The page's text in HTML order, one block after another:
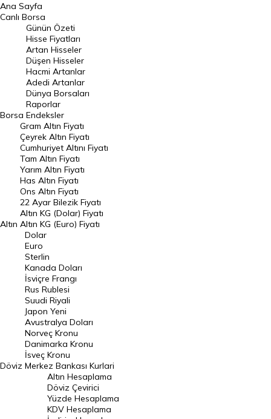
BIST 100 Hisseleri
En Çok Artan Hisseler
En Çok Düşen Hisseler
Hacmi Artanlar
Geçmiş Kapanışlar
Dünya Borsaları
Raporlar
Endeksler
DÖVİZ
Döviz Kuru
Dolar Kuru
Euro Kuru
Pound Kuru
Frank Kuru
Riyal Kuru
Avustralya Doları
Danimarka Kronu Kuru
Kanada Doları Kuru
Norveç Kronu Kuru
İsveç Kronu Kuru
Japon Yeni Kuru
Ana Sayfa
Canlı Borsa
Borsa
Günün Özeti
Hisse Fiyatları
Artan Hisseler
Düşen Hisseler
Hacmi Artanlar
Adedi Artanlar
Dünya Borsaları
Raporlar
Endeksler
Altın
Gram Altın Fiyatı
Çeyrek Altın Fiyatı
Cumhuriyet Altını Fiyatı
Tam Altın Fiyatı
Yarım Altın Fiyatı
Has Altın Fiyatı
Ons Altın Fiyatı
22 Ayar Bilezik Fiyatı
Altın KG (Dolar) Fiyatı
Altın KG (Euro) Fiyatı
Döviz
Dolar
Euro
Sterlin
Kanada Doları
İsviçre Frangı
Rus Rublesi
Suudi Riyali
Japon Yeni
Avustralya Doları
Norveç Kronu
Danimarka Kronu
İsveç Kronu
Merkez Bankası Kurlari
Altın Hesaplama
Döviz Çevirici
Yüzde Hesaplama
KDV Hesaplama